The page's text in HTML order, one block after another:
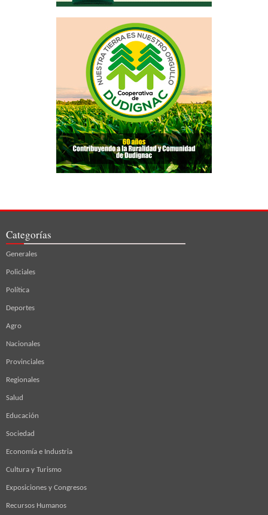
Categorías
Generales
Policiales
Política
Deportes
Agro
Nacionales
Provinciales
Regionales
Salud
Educación
Sociedad
Economía e Industria
Cultura y Turismo
Exposiciones y Congresos
Recursos Humanos